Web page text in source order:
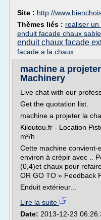
Site : http://
Thèmes liés : realiser
enduit facade chaux sable
enduit chaux facade
facade a la chaux
machine a
Machinery
Live chat with our
Get the quotation list.
machine a projeter la
Kiloutou.fr - Location
m²/h
Cette machine convient-
environ à crépir avec ..
(0,4)et chaux pour
OR GO TO » Feedback
Enduit extérieur...
Lire la suite
Date: 2013-12-23